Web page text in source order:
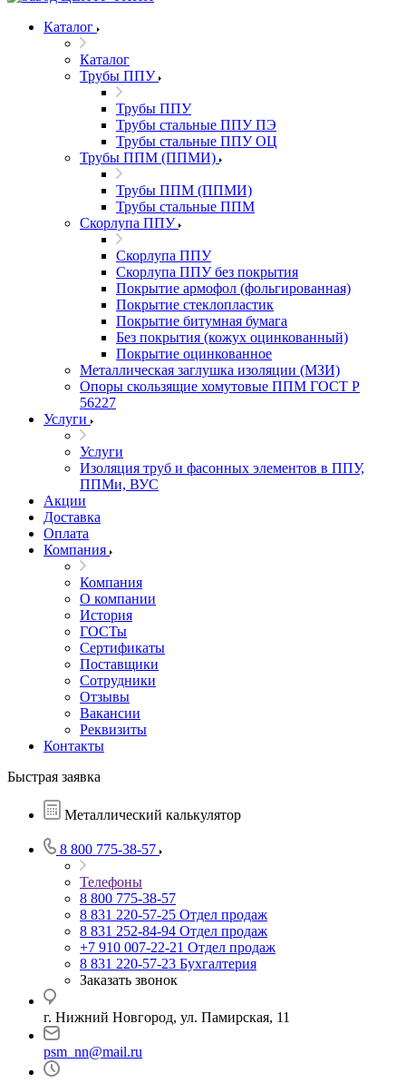
Каталог
Каталог
Трубы ППУ
Трубы ППУ
Трубы стальные ППУ ПЭ
Трубы стальные ППУ ОЦ
Трубы ППМ (ППМИ)
Трубы ППМ (ППМИ)
Трубы стальные ППМ
Скорлупа ППУ
Скорлупа ППУ
Скорлупа ППУ без покрытия
Покрытие армофол (фольгированная)
Покрытие стеклопластик
Покрытие битумная бумага
Без покрытия (кожух оцинкованный)
Покрытие оцинкованное
Металлическая заглушка изоляции (МЗИ)
Опоры скользящие хомутовые ППМ ГОСТ Р
56227
Услуги
Услуги
Изоляция труб и фасонных элементов в ППУ,
ППМи, ВУС
Акции
Доставка
Оплата
Компания
Компания
О компании
История
ГОСТы
Сертификаты
Поставщики
Сотрудники
Отзывы
Вакансии
Реквизиты
Контакты
Быстрая заявка
Металлический калькулятор
8 800 775-38-57
Телефоны
8 800 775-38-57
8 831 220-57-25 Отдел продаж
8 831 252-84-94 Отдел продаж
+7 910 007-22-21 Отдел продаж
8 831 220-57-23 Бухгалтерия
Заказать звонок
г. Нижний Новгород, ул. Памирская, 11
psm_nn@mail.ru